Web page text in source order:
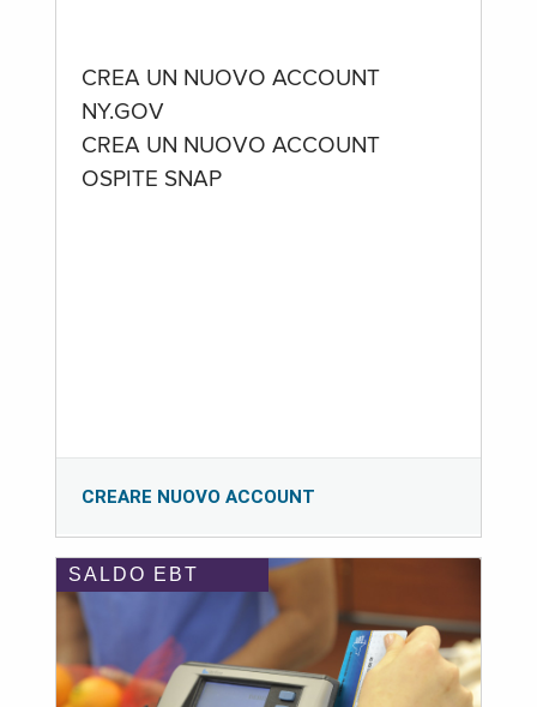
CREA UN NUOVO ACCOUNT
NY.GOV
CREA UN NUOVO ACCOUNT
OSPITE SNAP
CREARE NUOVO ACCOUNT
SALDO EBT